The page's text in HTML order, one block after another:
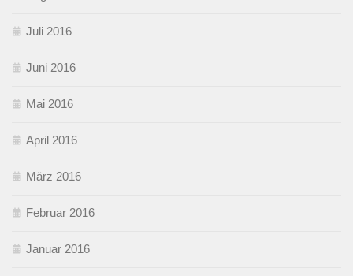
Juli 2016
Juni 2016
Mai 2016
April 2016
März 2016
Februar 2016
Januar 2016